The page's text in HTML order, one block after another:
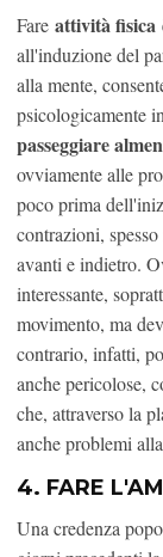
Fare attività fisica
all'induzione del
alla mente,
psicologicamente
passeggiare
ovviamente alle
poco prima
contrazioni,
avanti e indietro.
interessante,
movimento, ma
contrario, infatti,
anche pericolose,
che, attraverso la
anche problemi
4. FARE
Una credenza